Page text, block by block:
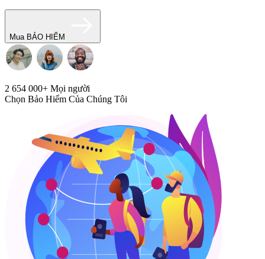
Mua BẢO HIỂM
2 654 000+ Mọi người
Chọn Bảo Hiểm Của Chúng Tôi